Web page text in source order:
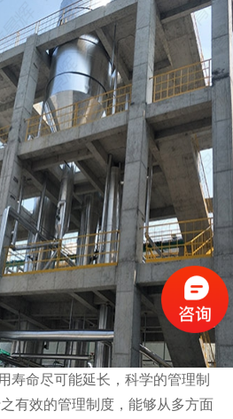
寿命尽可能延长，科学的管理制
有效的管理制度，能够从多方面